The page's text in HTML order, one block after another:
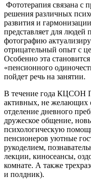
Фототерапия связана с
решения различных
развития и
представляет для людей
фотографию
отрицательный опыт с
Особенно эта
«пенсионного
пойдет речь на занятии.
В течение года КЦСОН
активных, не желающих
отделение дневного
дружеское общение,
психологическую
пенсионеров уютные
рукоделием,
лекции, киносеансы,
комнате. А также
и полдник).